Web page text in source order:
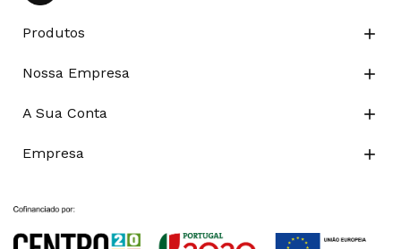
Produtos 
Nossa Empresa 
A Sua Conta 
Empresa 